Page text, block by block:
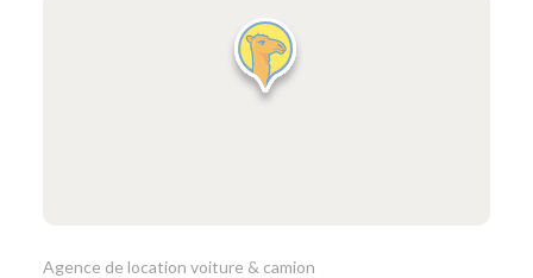
Agence de location voiture & camion